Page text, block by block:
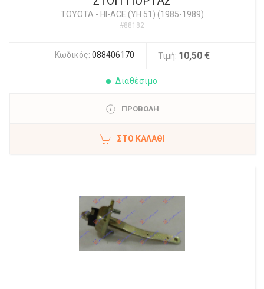
TOYOTA - HI-ACE (YH 51) (1985-1989)
#88182
Κωδικός: 088406170 Τιμή: 10,50 €
Διαθέσιμο
ΠΡΟΒΟΛΗ
ΣΤΟ ΚΑΛΆΘΙ